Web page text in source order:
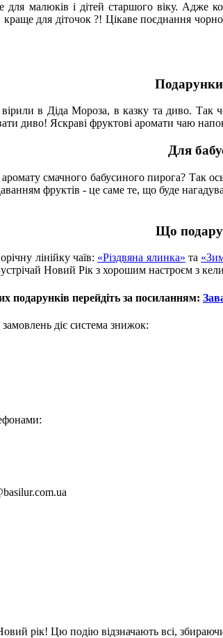
для малюків і дітей старшого віку. Адже
для діточок ?! Цікаве поєднання
Подарунки
в Діда Мороза, в казку та диво. Так
диво! Яскраві фруктові аромати чаю
Для
смачного бабусиного пирога? Так
фруктів - це саме те, що буде
Що
лінійку чаїв: «Різдвяна ялинка» та
Новий Рік з хорошим настроєм з
подарунків перейдіть за посиланням:
замовлень діє система знижок:
рік! Цю подію відзначають всі,